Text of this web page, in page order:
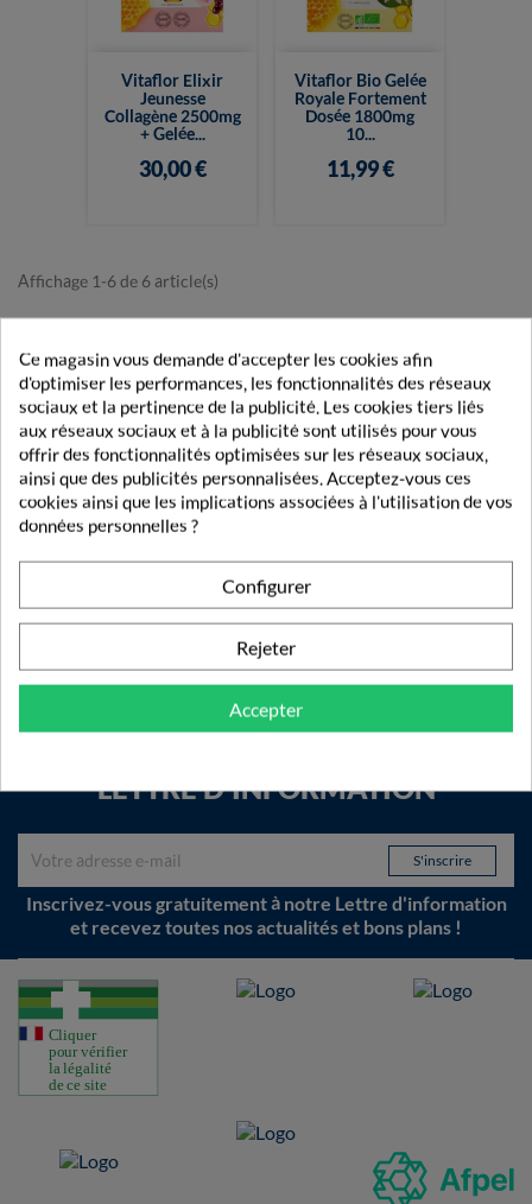
Vitaflor Elixir
Jeunesse
Collagène 2500mg
+ Gelée...
30,00 €
Vitaflor Bio Gelée
Royale Fortement
Dosée 1800mg
10...
11,99 €
Affichage 1-6 de 6 article(s)
Retour en haut
Livraison rapide
Découvrez nos modes et tarifs de livraison.
Paiement sécurisé
Pharmacie française
Vos commandes validées par un pharmacien.
Fidélité
LETTRE D'INFORMATION
Inscrivez-vous gratuitement à notre Lettre d'information
et recevez toutes nos actualités et bons plans !
Ce magasin vous demande d'accepter les cookies afin
d'optimiser les performances, les fonctionnalités des réseaux
sociaux et la pertinence de la publicité. Les cookies tiers liés
aux réseaux sociaux et à la publicité sont utilisés pour vous
offrir des fonctionnalités optimisées sur les réseaux sociaux,
ainsi que des publicités personnalisées. Acceptez-vous ces
cookies ainsi que les implications associées à l'utilisation de vos
données personnelles ?
Configurer
Rejeter
Accepter